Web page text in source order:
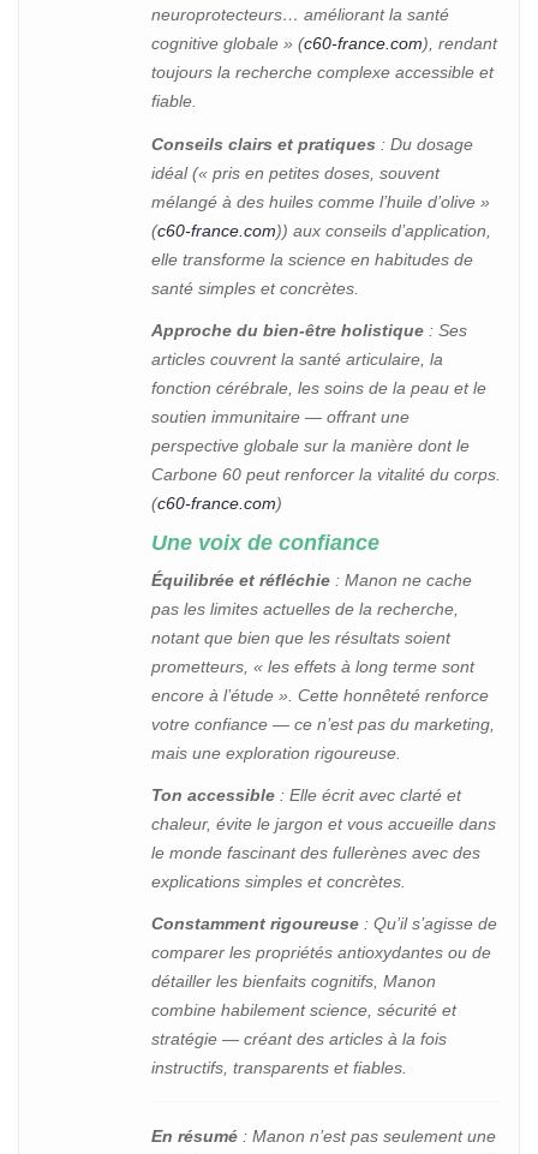
neuroprotecteurs… améliorant la santé
cognitive globale » (c60-france.com), rendant
toujours la recherche complexe accessible et
fiable.
Conseils clairs et pratiques : Du dosage
idéal (« pris en petites doses, souvent
mélangé à des huiles comme l’huile d’olive »
(c60-france.com)) aux conseils d’application,
elle transforme la science en habitudes de
santé simples et concrètes.
Approche du bien-être holistique : Ses
articles couvrent la santé articulaire, la
fonction cérébrale, les soins de la peau et le
soutien immunitaire — offrant une
perspective globale sur la manière dont le
Carbone 60 peut renforcer la vitalité du corps.
(c60-france.com)
Une voix de confiance
Équilibrée et réfléchie : Manon ne cache
pas les limites actuelles de la recherche,
notant que bien que les résultats soient
prometteurs, « les effets à long terme sont
encore à l’étude ». Cette honnêteté renforce
votre confiance — ce n’est pas du marketing,
mais une exploration rigoureuse.
Ton accessible : Elle écrit avec clarté et
chaleur, évite le jargon et vous accueille dans
le monde fascinant des fullerènes avec des
explications simples et concrètes.
Constamment rigoureuse : Qu’il s’agisse de
comparer les propriétés antioxydantes ou de
détailler les bienfaits cognitifs, Manon
combine habilement science, sécurité et
stratégie — créant des articles à la fois
instructifs, transparents et fiables.
En résumé : Manon n’est pas seulement une